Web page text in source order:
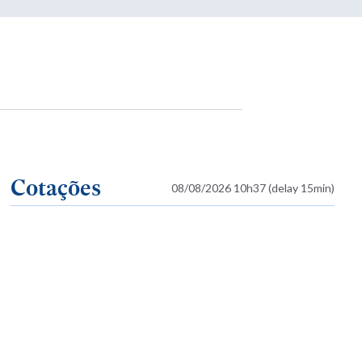
Cotações 08/08/2026 10h37 (delay 15min)